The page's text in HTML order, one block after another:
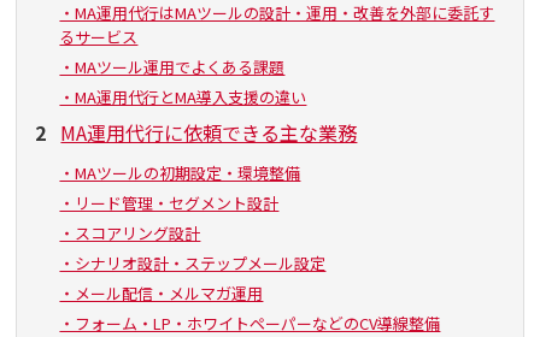
・MA運用代行はMAツールの設計・運用・改善を外部に委託す
るサービス
・MAツール運用でよくある課題
・MA運用代行とMA導入支援の違い
2 MA運用代行に依頼できる主な業務
・MAツールの初期設定・環境整備
・リード管理・セグメント設計
・スコアリング設計
・シナリオ設計・ステップメール設定
・メール配信・メルマガ運用
・フォーム・LP・ホワイトペーパーなどのCV導線整備